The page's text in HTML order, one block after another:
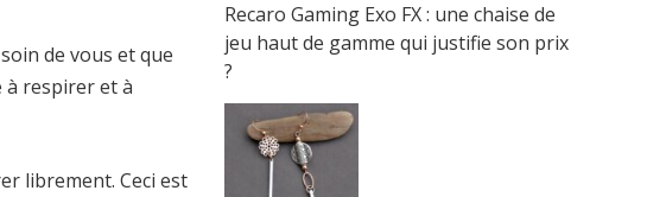
de vous et que
à respirer et à
librement. Ceci est
Recaro Gaming Exo FX : une chaise de
jeu haut de gamme qui justifie son prix
?